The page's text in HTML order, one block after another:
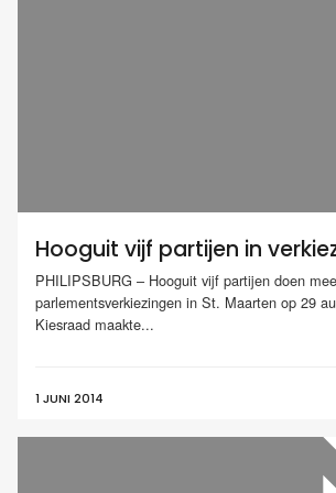
Hooguit vijf partijen in
PHILIPSBURG – Hooguit vijf partijen doen
parlementsverkiezingen in St. Maarten op 29
Kiesraad maakte...
1 JUNI 2014